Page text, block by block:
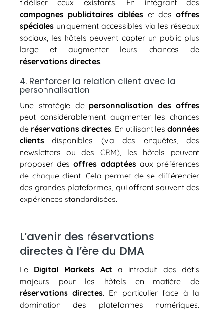
fidéliser ceux existants. En intégrant des
campagnes publicitaires ciblées et desoffres
spécialesuniquement accessibles via les réseaux
sociaux, les hôtels peuvent capter un public plus
large et augmenter leurs chances de
réservations directes.
4. Renforcer la relation client avec la
personnalisation
Une stratégie de personnalisation des offres
peut considérablement augmenter les chances
de réservations directes. En utilisant lesdonnées
clientsdisponibles (via des enquêtes, des
newsletters ou des CRM), les hôtels peuvent
proposer desoffres adaptéesaux préférences
de chaque client. Cela permet de se différencier
des grandes plateformes, qui offrent souvent des
expériences standardisées.
L’avenir des réservations
directes à l’ère du DMA
Le Digital Markets Act a introduit des défis
majeurs pour les hôtels en matière de
réservations directes. En particulier face à la
domination des plateformes numériques.